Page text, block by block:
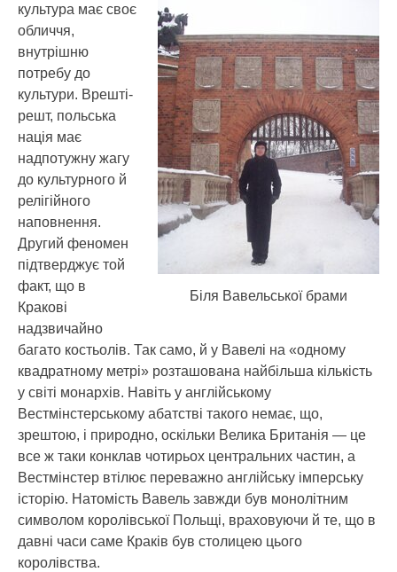
Біля Вавельської брами
культура має своє
обличчя,
внутрішню
потребу до
культури. Врешті-
решт, польська
нація має
надпотужну жагу
до культурного й
релігійного
наповнення.
Другий феномен
підтверджує той
факт, що в
Кракові
надзвичайно
багато костьолів. Так само, й у Вавелі на «одному
квадратному метрі» розташована найбільша кількість
у світі монархів. Навіть у англійському
Вестмінстерському абатстві такого немає, що,
зрештою, і природно, оскільки Велика Британія — це
все ж таки конклав чотирьох центральних частин, а
Вестмінстер втілює переважно англійську імперську
історію. Натомість Вавель завжди був монолітним
символом королівської Польщі, враховуючи й те, що в
давні часи саме Краків був столицею цього
королівства.